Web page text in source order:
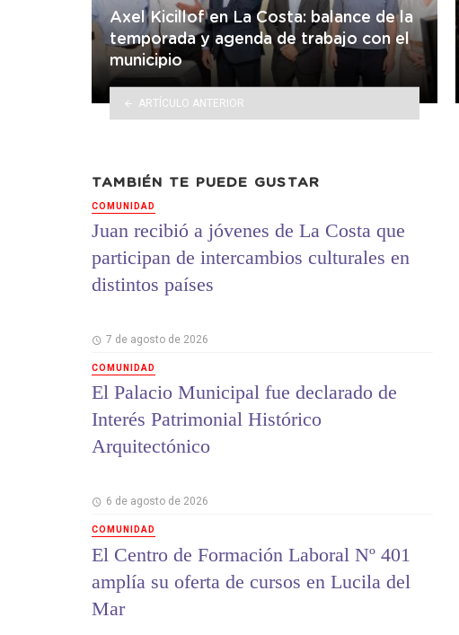
Axel Kicillof en La Costa: balance de la
temporada y agenda de trabajo con el
municipio
ARTÍCULO ANTERIOR
TAMBIÉN TE PUEDE GUSTAR
COMUNIDAD
Juan recibió a jóvenes de La Costa que
participan de intercambios culturales en
distintos países
7 de agosto de 2026
COMUNIDAD
El Palacio Municipal fue declarado de
Interés Patrimonial Histórico
Arquitectónico
6 de agosto de 2026
COMUNIDAD
El Centro de Formación Laboral Nº 401
amplía su oferta de cursos en Lucila del
Mar